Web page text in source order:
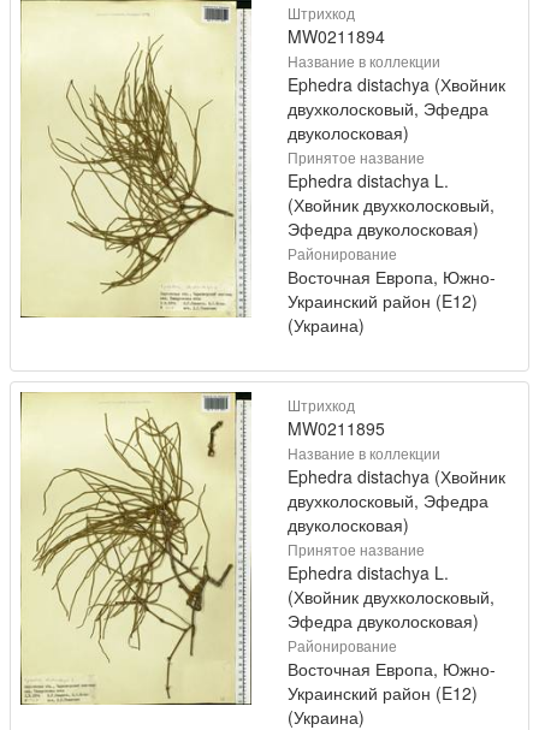
Штрихкод
MW0211894
Название в коллекции
Ephedra distachya (Хвойник
двухколосковый, Эфедра
двуколосковая)
Принятое название
Ephedra distachya L.
(Хвойник двухколосковый,
Эфедра двуколосковая)
Районирование
Восточная Европа, Южно-
Украинский район (E12)
(Украина)
Штрихкод
MW0211895
Название в коллекции
Ephedra distachya (Хвойник
двухколосковый, Эфедра
двуколосковая)
Принятое название
Ephedra distachya L.
(Хвойник двухколосковый,
Эфедра двуколосковая)
Районирование
Восточная Европа, Южно-
Украинский район (E12)
(Украина)